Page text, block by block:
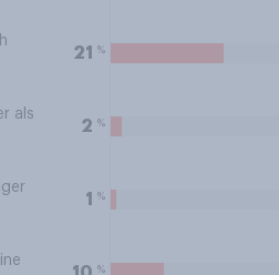
21 %
als
2 %
1 %
%